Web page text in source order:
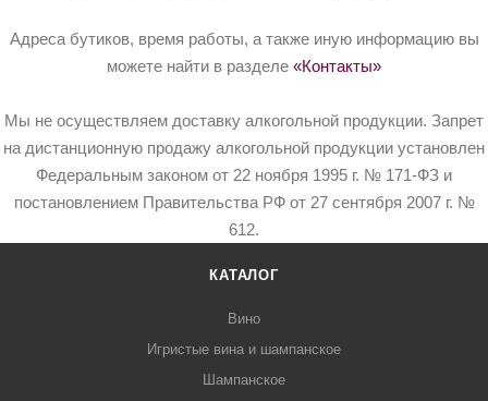
Адреса бутиков, время работы, а также иную информацию вы
можете найти в разделе «Контакты»
Мы не осуществляем доставку алкогольной продукции. Запрет
на дистанционную продажу алкогольной продукции установлен
Федеральным законом от 22 ноября 1995 г. № 171-ФЗ и
постановлением Правительства РФ от 27 сентября 2007 г. №
612.
КАТАЛОГ
Вино
Игристые вина и шампанское
Шампанское